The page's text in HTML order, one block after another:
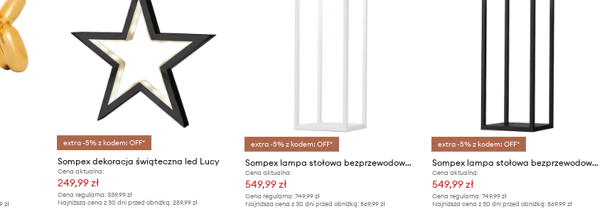
zł
extra -5% z kodem: OFF*
Sompex dekoracja świąteczna led Lucy
Cena aktualna:
249,99 zł
Cena regularna: 339,99 zł
Najniższa cena z 30 dni przed obniżką: 259,99 zł
extra -5% z kodem: OFF*
Sompex lampa stołowa bezprzewodowa led Grace
Cena aktualna:
549,99 zł
Cena regularna: 749,99 zł
Najniższa cena z 30 dni przed obniżką: 569,99 zł
extra -5% z kodem: OFF*
Sompex lampa stołowa bezprzewodowa led Grace
Cena aktualna:
549,99 zł
Cena regularna: 749,99 zł
Najniższa cena z 30 dni przed obniżką: 569,99 zł